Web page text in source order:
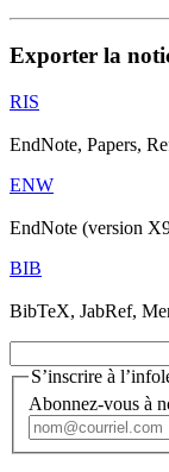
Exporter la
RIS
EndNote, Papers,
ENW
EndNote (version
BIB
BibTeX, JabRef,
S’inscrire à
Abonnez-vous à